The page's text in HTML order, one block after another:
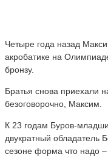
Четыре года назад
акробатике на
бронзу.
Братья снова приехали
безоговорочно, Максим.
К 23 годам Буров-
двукратный обладатель
сезоне форма что надо